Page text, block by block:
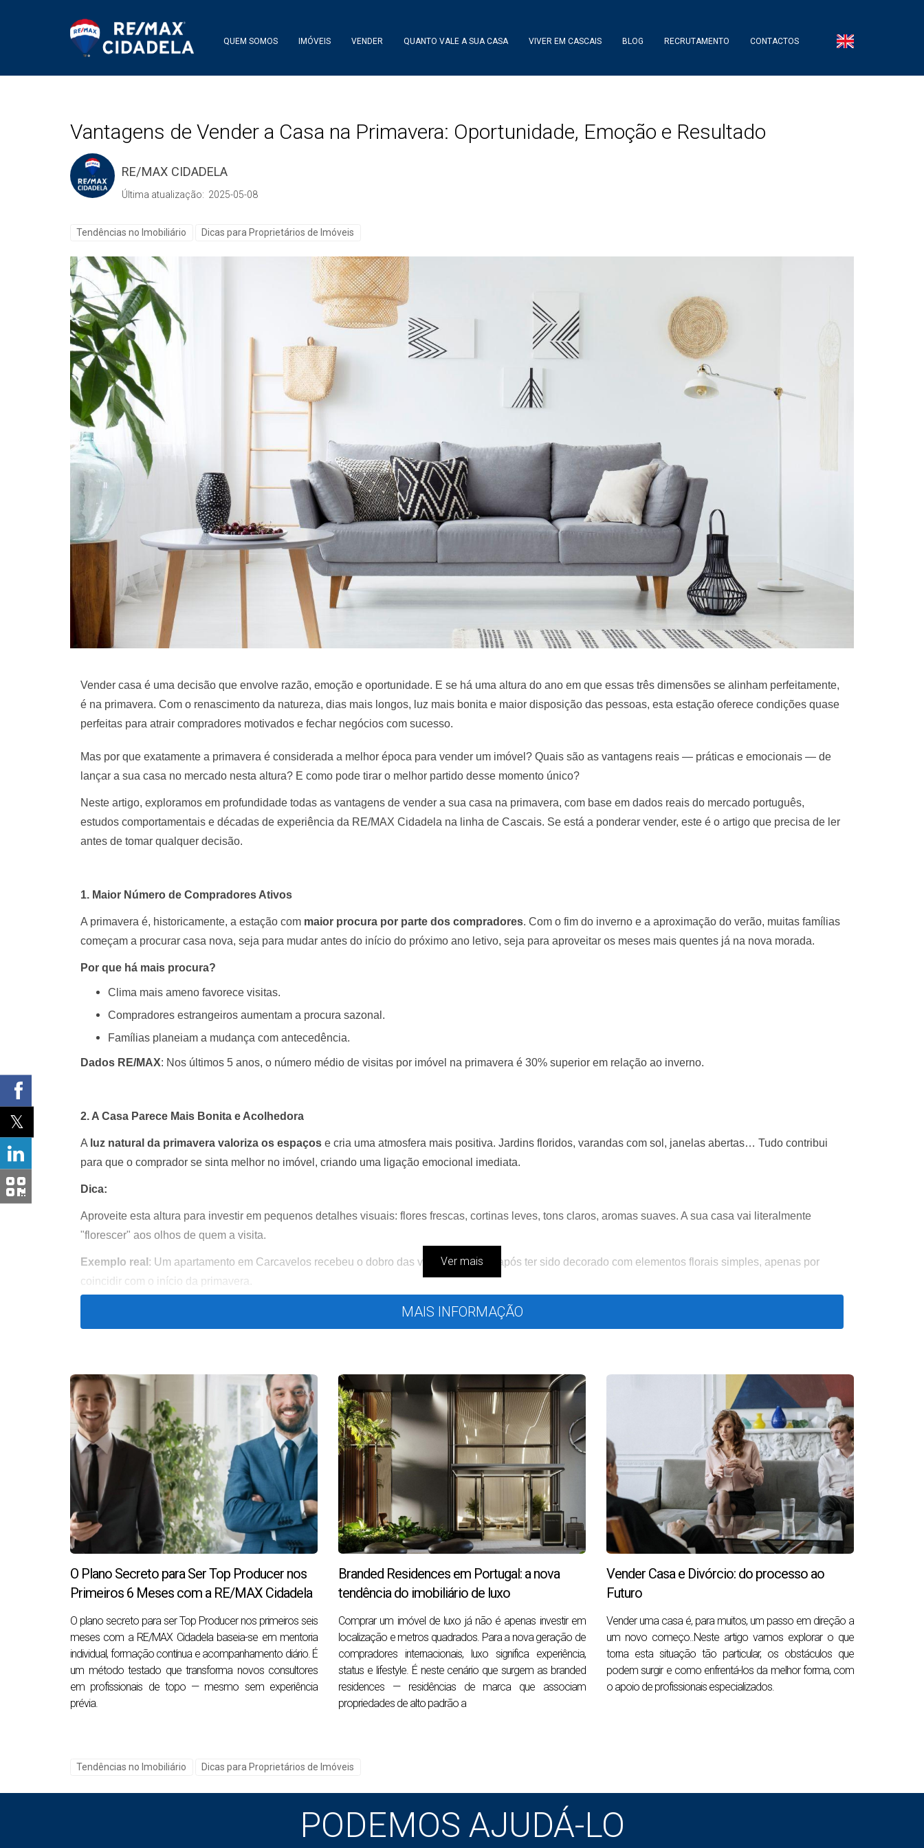
QUEM SOMOS IMÓVEIS VENDER QUANTO VALE A SUA CASA VIVER EM CASCAIS BLOG RECRUTAMENTO CONTACTOS
Vantagens de Vender a Casa na Primavera: Oportunidade, Emoção e Resultado
RE/MAX CIDADELA
Última atualização: 2025-05-08
Tendências no Imobiliário Dicas para Proprietários de Imóveis
Vender casa é uma decisão que envolve razão, emoção e oportunidade. E se há uma altura do ano em que essas três dimensões se alinham perfeitamente,
é na primavera. Com o renascimento da natureza, dias mais longos, luz mais bonita e maior disposição das pessoas, esta estação oferece condições quase
perfeitas para atrair compradores motivados e fechar negócios com sucesso.
Mas por que exatamente a primavera é considerada a melhor época para vender um imóvel? Quais são as vantagens reais — práticas e emocionais — de
lançar a sua casa no mercado nesta altura? E como pode tirar o melhor partido desse momento único?
Neste artigo, exploramos em profundidade todas as vantagens de vender a sua casa na primavera, com base em dados reais do mercado português,
estudos comportamentais e décadas de experiência da RE/MAX Cidadela na linha de Cascais. Se está a ponderar vender, este é o artigo que precisa de ler
antes de tomar qualquer decisão.
1. Maior Número de Compradores Ativos
A primavera é, historicamente, a estação com maior procura por parte dos compradores. Com o fim do inverno e a aproximação do verão, muitas famílias
começam a procurar casa nova, seja para mudar antes do início do próximo ano letivo, seja para aproveitar os meses mais quentes já na nova morada.
Por que há mais procura?
Clima mais ameno favorece visitas.
Compradores estrangeiros aumentam a procura sazonal.
Famílias planeiam a mudança com antecedência.
Dados RE/MAX: Nos últimos 5 anos, o número médio de visitas por imóvel na primavera é 30% superior em relação ao inverno.
2. A Casa Parece Mais Bonita e Acolhedora
A luz natural da primavera valoriza os espaços e cria uma atmosfera mais positiva. Jardins floridos, varandas com sol, janelas abertas… Tudo contribui
para que o comprador se sinta melhor no imóvel, criando uma ligação emocional imediata.
Dica:
Aproveite esta altura para investir em pequenos detalhes visuais: flores frescas, cortinas leves, tons claros, aromas suaves. A sua casa vai literalmente
"florescer" aos olhos de quem a visita.
Exemplo real : Um apartamento em Carcavelos recebeu o dobro das visitas previstas após ter sido decorado com elementos florais simples, apenas por
coincidir com o início da primavera.
visitas que não acontecem no outono ou inverno por causa da chuva ou dos horários reduzidos, tornam-se viáveis nesta altura.
Vantagens práticas:
Mais horas de luz para sessões fotográficas e vídeos.
Mais flexibilidade de horários para visitas.
Mais disposição das pessoas para agirem.
O clima agradável reduz o stress e torna o processo de decisão mais leve e otimista.
4. Menos Imóveis em Melhoria: Concorrência Preparada, Mas Não Saturada
Embora a primavera seja ativa, muitos proprietários ainda estão a preparar os seus imóveis ou a adiar a venda para o verão. Isso significa que, ao entrar
agora no mercado, o seu imóvel pode
Estratégia:
Aproveite este momento para captar a atenção dos compradores que querem decidir antes da alta concorrência e das férias. Imóveis bem apresentados em
março, abril e maio vendem mais rápido e com menos negociação.
Estudo de caso : Um T3 em São João do Estoril vendido em 17 dias, após ser publicado na primeira semana de abril — com 4 propostas em simultâneo.
Ver mais
MAIS INFORMAÇÃO
O Plano Secreto para Ser Top Producer nos
Primeiros 6 Meses com a RE/MAX Cidadela
O plano secreto para ser Top Producer nos primeiros seis
meses com a RE/MAX Cidadela baseia-se em mentoria
individual, formação contínua e acompanhamento diário. É
um método testado que transforma novos consultores
em profissionais de topo — mesmo sem experiência
prévia.
Branded Residences em Portugal: a nova
tendência do imobiliário de luxo
­Comprar um imóvel de luxo já não é apenas investir em
localização e metros quadrados. Para a nova geração de
compradores internacionais, luxo significa experiência,
status e lifestyle. É neste cenário que surgem as branded
residences — residências de marca que associam
propriedades de alto padrão a
Vender Casa e Divórcio: do processo ao
Futuro
Vender uma casa é, para muitos, um passo em direção a
um novo começo..Neste artigo vamos explorar o que
torna esta situação tão particular, os obstáculos que
podem surgir e como enfrentá-los da melhor forma, com
o apoio de profissionais especializados.
Tendências no Imobiliário Dicas para Proprietários de Imóveis
PODEMOS AJUDÁ-LO